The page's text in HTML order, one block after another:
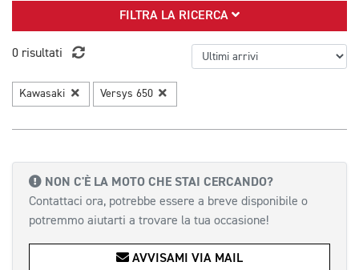
FILTRA LA RICERCA
0 risultati
Kawasaki Versys 650
NON C'È LA MOTO CHE STAI CERCANDO?
Contattaci ora, potrebbe essere a breve disponibile o
potremmo aiutarti a trovare la tua occasione!
AVVISAMI VIA MAIL